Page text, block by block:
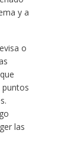
y a
o
puntos
las